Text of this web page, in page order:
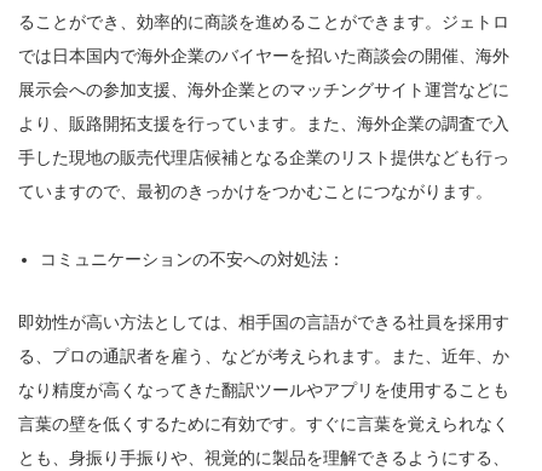
ることができ、効率的に商談を進めることができます。ジェトロ
では日本国内で海外企業のバイヤーを招いた商談会の開催、海外
展示会への参加支援、海外企業とのマッチングサイト運営などに
より、販路開拓支援を行っています。また、海外企業の調査で入
手した現地の販売代理店候補となる企業のリスト提供なども行っ
ていますので、最初のきっかけをつかむことにつながります。
コミュニケーションの不安への対処法：
即効性が高い方法としては、相手国の言語ができる社員を採用す
る、プロの通訳者を雇う、などが考えられます。また、近年、か
なり精度が高くなってきた翻訳ツールやアプリを使用することも
言葉の壁を低くするために有効です。すぐに言葉を覚えられなく
とも、身振り手振りや、視覚的に製品を理解できるようにする、